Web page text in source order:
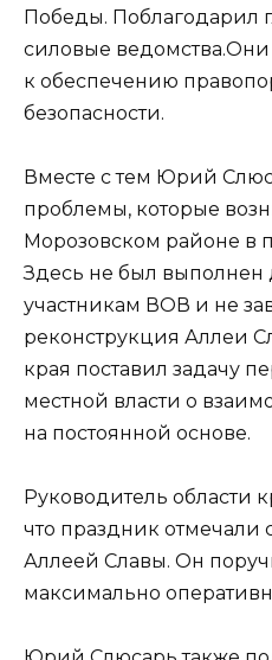
Победы. Поблагодарил
силовые
к обеспечению
безопасности.
Вместе с тем Юрий
проблемы, которые
Морозовском районе в
Здесь не был выполнен
участникам ВОВ и не
реконструкция Аллеи
края поставил задачу
местной власти о
на постоянной основе.
Руководитель области
что праздник отмечали
Аллеей Славы. Он
максимально